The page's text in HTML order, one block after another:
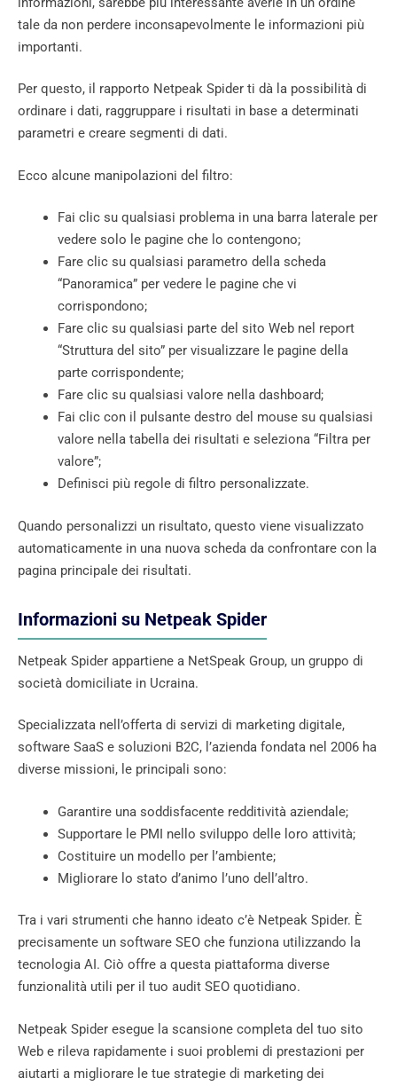
tale da non perdere inconsapevolmente le informazioni più
importanti.
Per questo, il rapporto Netpeak Spider ti dà la possibilità di
ordinare i dati, raggruppare i risultati in base a determinati
parametri e creare segmenti di dati.
Ecco alcune manipolazioni del filtro:
Fai clic su qualsiasi problema in una barra laterale per
vedere solo le pagine che lo contengono;
Fare clic su qualsiasi parametro della scheda
“Panoramica” per vedere le pagine che vi
corrispondono;
Fare clic su qualsiasi parte del sito Web nel report
“Struttura del sito” per visualizzare le pagine della
parte corrispondente;
Fare clic su qualsiasi valore nella dashboard;
Fai clic con il pulsante destro del mouse su qualsiasi
valore nella tabella dei risultati e seleziona “Filtra per
valore”;
Definisci più regole di filtro personalizzate.
Quando personalizzi un risultato, questo viene visualizzato
automaticamente in una nuova scheda da confrontare con la
pagina principale dei risultati.
Informazioni su Netpeak Spider
Netpeak Spider appartiene a NetSpeak Group, un gruppo di
società domiciliate in Ucraina.
Specializzata nell’offerta di servizi di marketing digitale,
software SaaS e soluzioni B2C, l’azienda fondata nel 2006 ha
diverse missioni, le principali sono:
Garantire una soddisfacente redditività aziendale;
Supportare le PMI nello sviluppo delle loro attività;
Costituire un modello per l’ambiente;
Migliorare lo stato d’animo l’uno dell’altro.
Tra i vari strumenti che hanno ideato c’è Netpeak Spider. È
precisamente un software SEO che funziona utilizzando la
tecnologia AI. Ciò offre a questa piattaforma diverse
funzionalità utili per il tuo audit SEO quotidiano.
Netpeak Spider esegue la scansione completa del tuo sito
Web e rileva rapidamente i suoi problemi di prestazioni per
aiutarti a migliorare le tue strategie di marketing dei